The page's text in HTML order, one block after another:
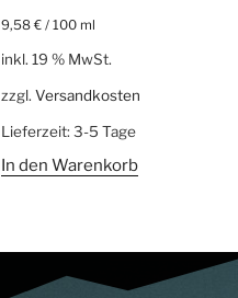
9,58 €/ 100 ml
inkl. 19 % MwSt.
zzgl. Versandkosten
Lieferzeit: 3-5 Tage
In den Warenkorb